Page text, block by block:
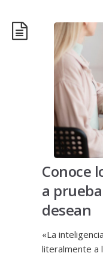
Conoce
a
desean
«La
literalmente a